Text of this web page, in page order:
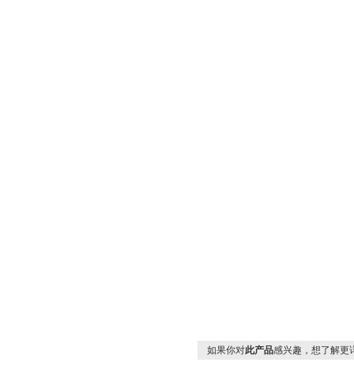
如果你对此产品感兴趣，想了解更